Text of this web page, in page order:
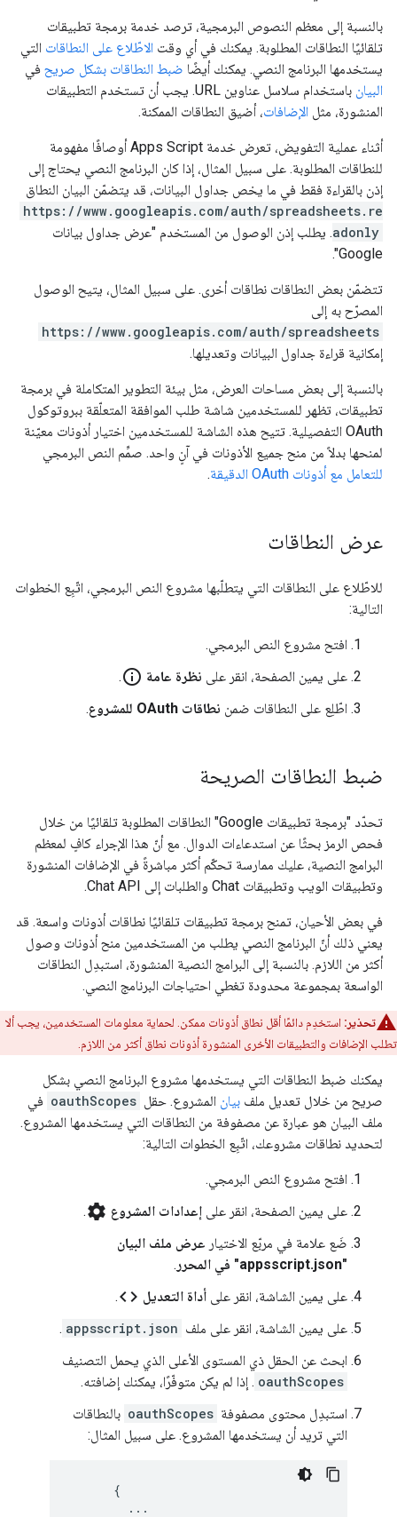
بالنسبة إلى معظم النصوص البرمجية، ترصد خدمة برمجة تطبيقات
تلقائيًا النطاقات المطلوبة. يمكنك في أي وقت الاطّلاع على النطاقات التي
يستخدمها البرنامج النصي. يمكنك أيضًا ضبط النطاقات بشكل صريح في
البيان
باستخدام سلاسل عناوين URL. يجب أن تستخدم التطبيقات
المنشورة، مثل الإضافات، أضيق النطاقات الممكنة.
أثناء عملية التفويض، تعرض خدمة Apps Script أوصافًا مفهومة
للنطاقات المطلوبة. على سبيل المثال، إذا كان البرنامج النصي يحتاج إلى
إذن بالقراءة فقط في ما يخص جداول البيانات، قد يتضمّن البيان النطاق
https://www.googleapis.com/auth/spreadsheets.re
adonly. يطلب إذن الوصول من المستخدم "عرض جداول بيانات
Google".
تتضمّن بعض النطاقات نطاقات أخرى. على سبيل المثال، يتيح الوصول
المصرّح به إلى
https://www.googleapis.com/auth/spreadsheets
إمكانية قراءة جداول البيانات وتعديلها.
بالنسبة إلى بعض مساحات العرض، مثل بيئة التطوير المتكاملة في برمجة
تطبيقات، تظهر للمستخدمين شاشة طلب الموافقة المتعلّقة ببروتوكول
OAuth التفصيلية. تتيح هذه الشاشة للمستخدمين اختيار أذونات معيّنة
لمنحها بدلاً من منح جميع الأذونات في آنٍ واحد. صمِّم النص البرمجي
للتعامل مع أذونات OAuth الدقيقة
.
عرض النطاقات
للاطّلاع على النطاقات التي يتطلّبها مشروع النص البرمجي، اتّبِع الخطوات
التالية:
افتح مشروع النص البرمجي.
على يمين الصفحة، انقر على نظرة عامة info_outline
.
اطّلِع على النطاقات ضمن نطاقات OAuth للمشروع .
ضبط النطاقات الصريحة
تحدّد "برمجة تطبيقات Google" النطاقات المطلوبة تلقائيًا من خلال
فحص الرمز بحثًا عن استدعاءات الدوال. مع أنّ هذا الإجراء كافٍ لمعظم
البرامج النصية، عليك ممارسة تحكّم أكثر مباشرةً في الإضافات المنشورة
وتطبيقات الويب وتطبيقات Chat والطلبات إلى Chat API.
في بعض الأحيان، تمنح برمجة تطبيقات تلقائيًا نطاقات أذونات واسعة. قد
يعني ذلك أنّ البرنامج النصي يطلب من المستخدمين منح أذونات وصول
أكثر من اللازم. بالنسبة إلى البرامج النصية المنشورة، استبدِل النطاقات
الواسعة بمجموعة محدودة تغطي احتياجات البرنامج النصي.
تحذير: استخدِم دائمًا أقل نطاق أذونات ممكن. لحماية معلومات المستخدمين، يجب ألا
تطلب الإضافات والتطبيقات الأخرى المنشورة أذونات نطاق أكثر من اللازم.
يمكنك ضبط النطاقات التي يستخدمها مشروع البرنامج النصي بشكل
صريح من خلال تعديل ملف بيان المشروع. حقل oauthScopes في
ملف البيان هو عبارة عن مصفوفة من النطاقات التي يستخدمها المشروع.
لتحديد نطاقات مشروعك، اتّبِع الخطوات التالية:
افتح مشروع النص البرمجي.
على يمين الصفحة، انقر على إعدادات المشروع settings
.
ضَع علامة في مربّع الاختيار عرض ملف البيان
"appsscript.json" في المحرر
.
على يمين الشاشة، انقر على أداة التعديل code
.
على يمين الشاشة، انقر على ملف appsscript.json
.
ابحث عن الحقل ذي المستوى الأعلى الذي يحمل التصنيف
oauthScopes . إذا لم يكن متوفّرًا، يمكنك إضافته.
استبدِل محتوى مصفوفة oauthScopes بالنطاقات
التي تريد أن يستخدمها المشروع. على سبيل المثال:
      {
        ...